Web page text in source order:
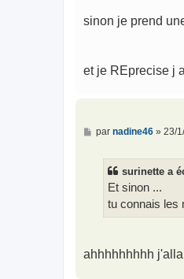
sinon je prend
et je REprecise j
M
par nadine46» 23/
surinette a
Et sinon ...
tu connais les
ahhhhhhhhh